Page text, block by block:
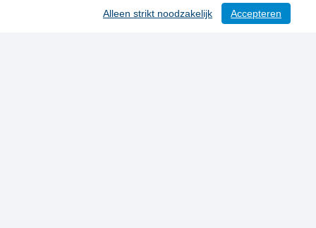
Accepteren
Alleen strikt noodzakelijk